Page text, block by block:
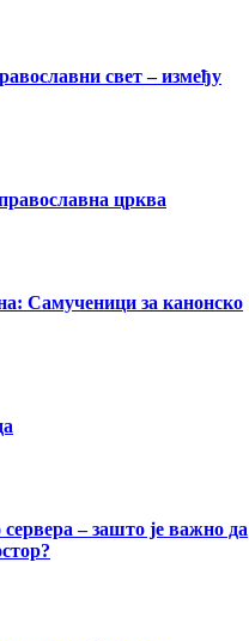
свет – између
црква
Самученици за канонско
– зашто је важно да